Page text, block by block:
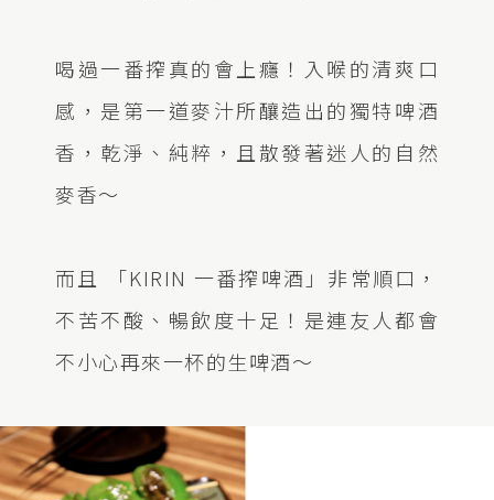
喝過一番搾真的會上癮！入喉的清爽口
感，是第一道麥汁所釀造出的獨特啤酒
香，乾淨、純粹，且散發著迷人的自然
麥香～
而且 「KIRIN 一番搾啤酒」非常順口，
不苦不酸、暢飲度十足！是連友人都會
不小心再來一杯的生啤酒～